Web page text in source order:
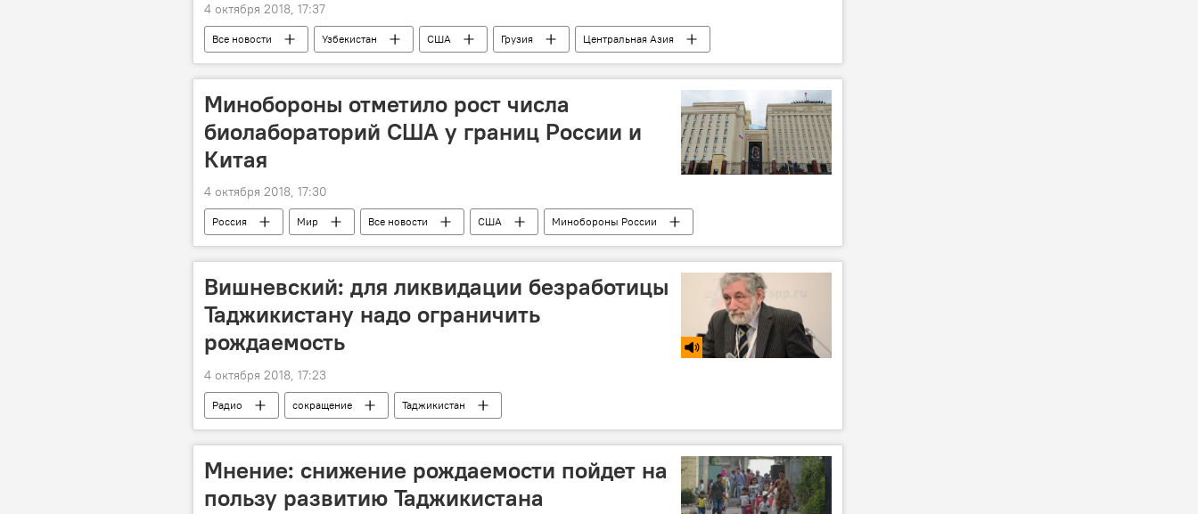
4 октября 2018, 17:37
Все новости Узбекистан США Грузия Центральная Азия
Минобороны отметило рост числа
биолабораторий США у границ России и
Китая
4 октября 2018, 17:30
Россия Мир Все новости США Минобороны России
Вишневский: для ликвидации безработицы
Таджикистану надо ограничить
рождаемость
4 октября 2018, 17:23
Радио сокращение Таджикистан
Мнение: снижение рождаемости пойдет на
пользу развитию Таджикистана